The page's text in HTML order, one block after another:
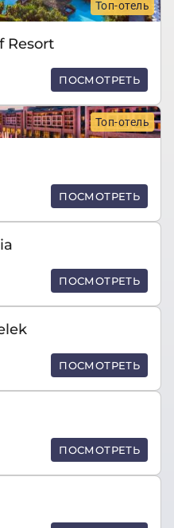
Топ-отель
Resort
ПОСМОТРЕТЬ
Топ-отель
ПОСМОТРЕТЬ
ПОСМОТРЕТЬ
ПОСМОТРЕТЬ
ПОСМОТРЕТЬ